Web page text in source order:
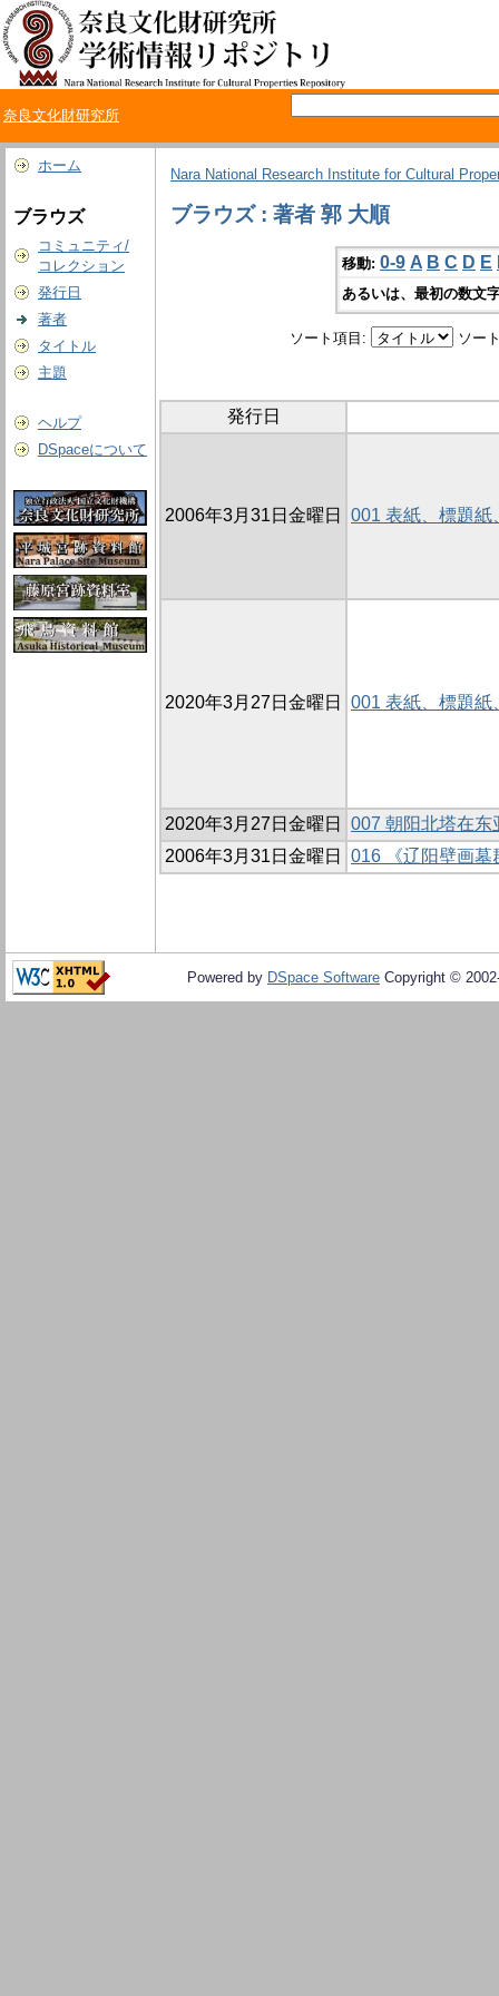
奈良文化財研究所
ホーム
ブラウズ
コミュニティ/
コレクション
発行日
著者
タイトル
主題
ヘルプ
DSpaceについて
Nara National Research Institute for Cultural
ブラウズ : 著者 郭 大順
移動: 0-9 A B C D E
あるいは、最初の数文
ソート項目: ソー
発行日
2006年3月31日金曜日 001 表紙、標題紙
2020年3月27日金曜日 001 表紙、標題紙
2020年3月27日金曜日
007 朝阳北塔在东
2006年3月31日金曜日
016 《辽阳壁画墓
Powered by DSpace Software Copyright ©